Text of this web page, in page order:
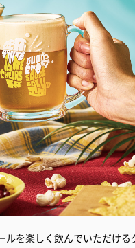
を楽しく飲んでいただける